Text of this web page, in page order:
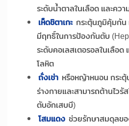
ระดับน้ำตาลในเลือด และคว
เห็ดชิตาเกะ กระตุ้นภูมิคุ้มกัน
มีฤทธิ์ในการป้องกันตับ
ระดับคอเลสเตอรอลในเลือ
โลหิต
ถั่งเช่า หรือหญ้าหนอน กระ
ร่างกายและสามารถต้านไวรั
ตับอักเสบบี)
โสมแดง ช่วยรักษาสมดุลข